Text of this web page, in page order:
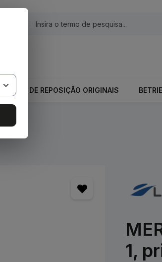
PEÇAS DE REPOSIÇÃO ORIGINAIS
1,